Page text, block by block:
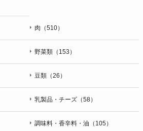
肉（510）
野菜類（153）
豆類（26）
乳製品・チーズ（58）
調味料・香辛料・油（105）